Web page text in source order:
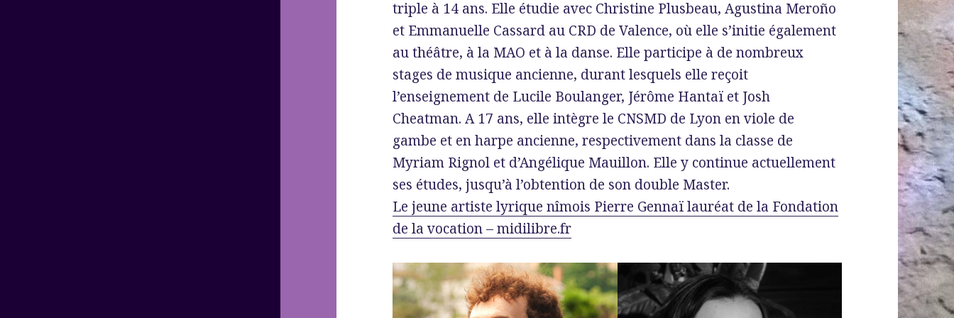
triple à 14 ans. Elle étudie avec Christine Plusbeau, Agustina Meroño
et Emmanuelle Cassard au CRD de Valence, où elle s’initie également
au théâtre, à la MAO et à la danse. Elle participe à de nombreux
stages de musique ancienne, durant lesquels elle reçoit
l’enseignement de Lucile Boulanger, Jérôme Hantaï et Josh
Cheatman. A 17 ans, elle intègre le CNSMD de Lyon en viole de
gambe et en harpe ancienne, respectivement dans la classe de
Myriam Rignol et d’Angélique Mauillon. Elle y continue actuellement
ses études, jusqu’à l’obtention de son double Master.
Le jeune artiste lyrique nîmois Pierre Gennaï lauréat de la Fondation
de la vocation – midilibre.fr